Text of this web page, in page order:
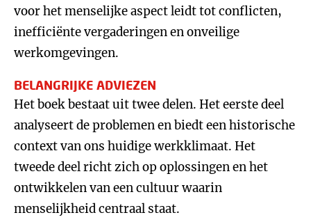
voor het menselijke aspect leidt tot conflicten,
inefficiënte vergaderingen en onveilige
werkomgevingen.
BELANGRIJKE ADVIEZEN
Het boek bestaat uit twee delen. Het eerste deel
analyseert de problemen en biedt een historische
context van ons huidige werkklimaat. Het
tweede deel richt zich op oplossingen en het
ontwikkelen van een cultuur waarin
menselijkheid centraal staat.